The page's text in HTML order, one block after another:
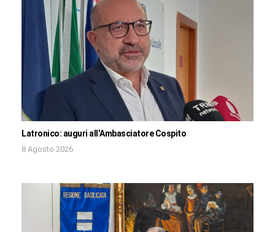
Latronico: auguri all’Ambasciatore Cospito
8 Agosto 2026